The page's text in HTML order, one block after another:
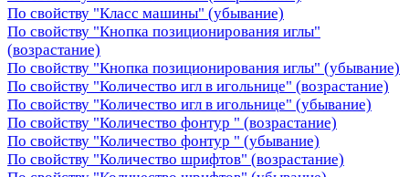
По свойству "Класс машины" (убывание)
По свойству "Кнопка позиционирования иглы"
(возрастание)
По свойству "Кнопка позиционирования иглы" (убывание)
По свойству "Количество игл в игольнице" (возрастание)
По свойству "Количество игл в игольнице" (убывание)
По свойству "Количество фонтур " (возрастание)
По свойству "Количество фонтур " (убывание)
По свойству "Количество шрифтов" (возрастание)